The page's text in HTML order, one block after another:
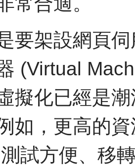
要架設網頁
(Virtual
擬化已經是
如，更高的
試方便、移